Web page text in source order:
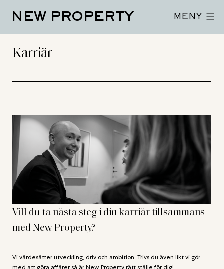
NEW PROPERTY MENY
Karriär
Vill du ta nästa steg i din karriär tillsammans
med New Property?
Vi värdesätter utveckling, driv och ambition. Trivs du även likt vi gör
med att göra affärer så är New Property rätt ställe för dig!